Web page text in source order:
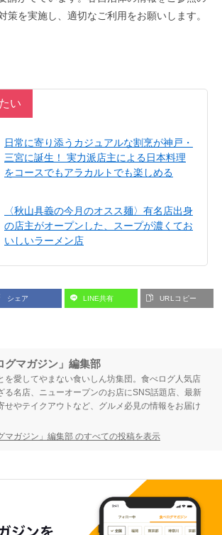
策を実施し、適切なご利用をお願いします。
い
日常に寄り添うカジュアルな割烹が神戸・
三宮に誕生！ 実力派店主による日本料理
をコースでもアラカルトでも楽しめる
〈秋山具義の今月のオスス麺〉有名店出身
の店主がオープンした、スープが濃くてお
いしいラーメン店
シェア LINE共有 URLコピー
グマガジン」編集部
を愛してやまない食いしん坊集団。食べログ人気店
る名店、ニューオープンのお店にSNS話題店、最新
せやテイクアウトなど、グルメ必見の情報をお届け
マガジン」編集部 のすべての投稿を表示